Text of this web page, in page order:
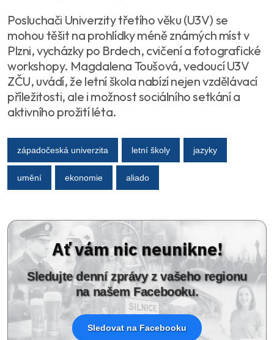
Posluchači Univerzity třetího věku (U3V) se
mohou těšit na prohlídky méně známých míst v
Plzni, vycházky po Brdech, cvičení a fotografické
workshopy. Magdalena Toušová, vedoucí U3V
ZČU, uvádí, že letní škola nabízí nejen vzdělávací
příležitosti, ale i možnost sociálního setkání a
aktivního prožití léta.
západočeská univerzita letní školy jazyky
umění ekonomie aliado
Ať vám nic neunikne!
Sledujte denní zprávy z vašeho regionu
na našem Facebooku.
Sledovat na Facebooku